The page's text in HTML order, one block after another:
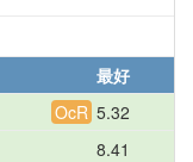
最好
OcR 5.32
8.41